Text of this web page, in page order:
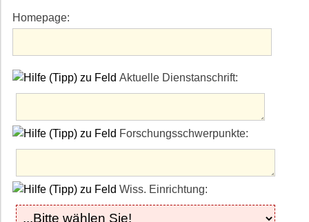
Homepage:
Aktuelle Dienstanschrift:
Forschungsschwerpunkte:
Wiss. Einrichtung: